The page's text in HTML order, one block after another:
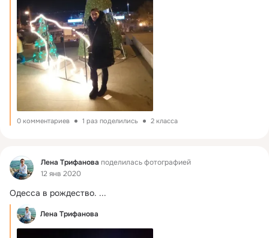
0 комментариев 1 раз поделились 2 класса
Фид Лена Трифанова поделилась фотографией
12 янв 2020
Одесса в рождество. ...
Лена Трифанова